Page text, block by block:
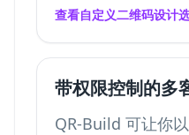
查看自定义二维码设计
带权限控制的
QR-Build 可让你